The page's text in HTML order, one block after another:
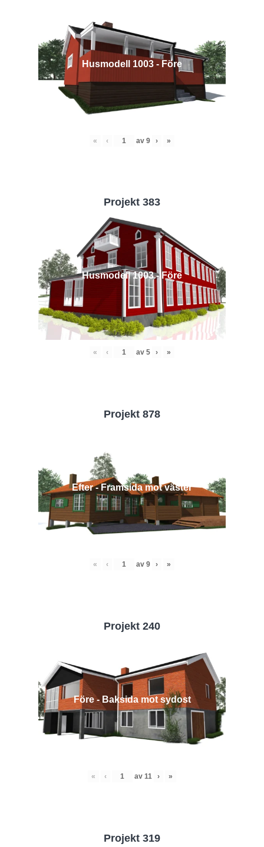
Husmodell 1003 - Före
« ‹ av 9 › »
Projekt 383
Husmodell 1003 - Före
« ‹ av 5 › »
Projekt 878
Efter - Framsida mot väster
« ‹ av 9 › »
Projekt 240
Före - Baksida mot sydost
« ‹ av 11 › »
Projekt 319